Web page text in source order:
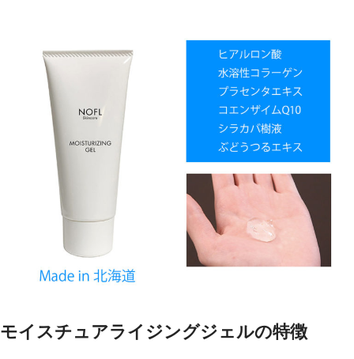
モイスチュアライジングジェルの特徴